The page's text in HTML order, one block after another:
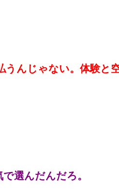
んじゃない。体験と
選んだんだろ。